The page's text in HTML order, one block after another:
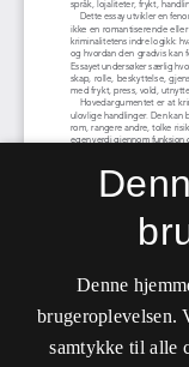
Denne
brugeroplevelsen.
samtykke til alle